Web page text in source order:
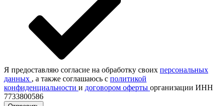
Я предоставляю согласие на обработку своих персональных
данных , а также соглашаюсь с политикой
конфиденциальности и договором оферты организации ИНН
7733800586